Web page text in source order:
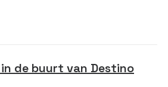
de buurt van Destino